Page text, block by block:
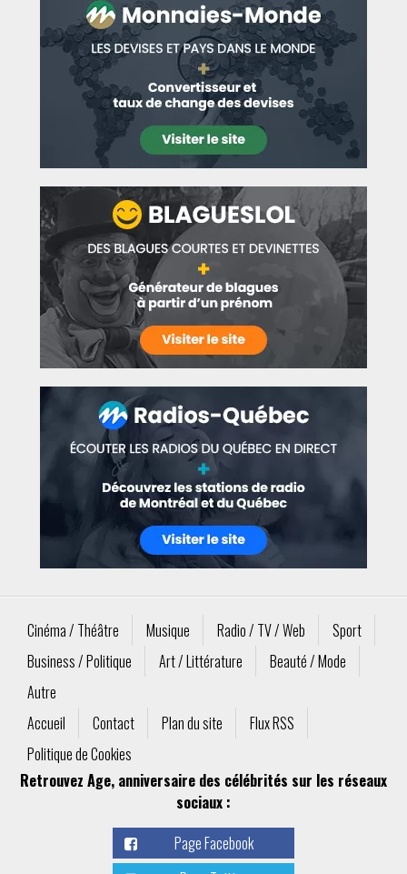
Cinéma / Théâtre Musique Radio / TV / Web
Sport
Business / Politique
Art / Littérature
Beauté / Mode
Autre
Accueil
Contact Plan du site
Flux RSS
Politique de Cookies
Retrouvez Age, anniversaire des célébrités sur les réseaux
sociaux :
Page Facebook